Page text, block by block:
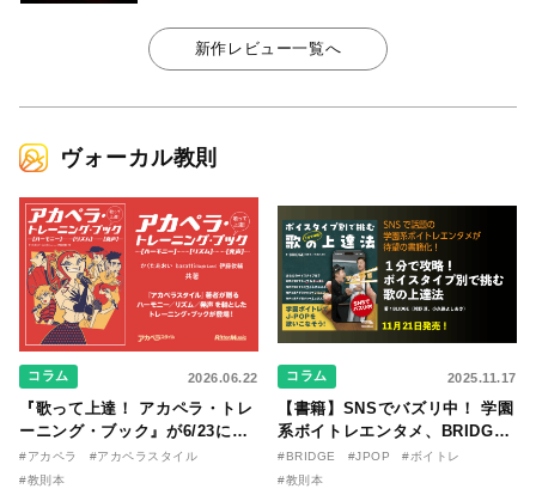
新作レビュー一覧へ
ヴォーカル教則
コラム 2026.06.22
『歌って上達！ アカペラ・トレ
ーニング・ブック』が6/23に発
売！ 課題曲音源・音取り用アプ
リを公開。
#アカペラ
#アカペラスタイル
#教則本
コラム 2025.11.17
【書籍】SNSでバズリ中！ 学園
系ボイトレエンタメ、BRIDGE
が届ける教則本『１分で攻略！
ボイスタイプ別で挑む歌の上達
#BRIDGE #JPOP
#ボイトレ
#教則本